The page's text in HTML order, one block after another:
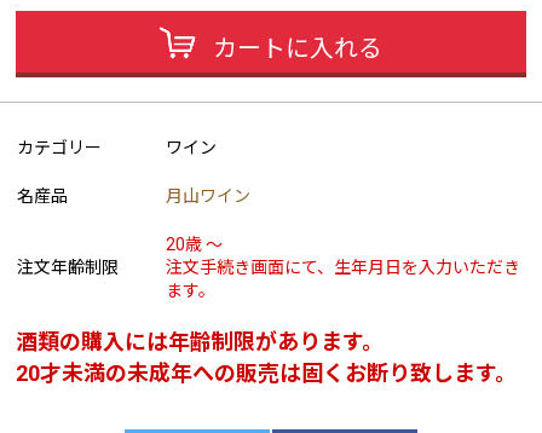
カートに入れる
カテゴリー ワイン
名産品 月山ワイン
注文年齢制限
20歳 ～
注文手続き画面にて、生年月日を入力いただき
ます。
酒類の購入には年齢制限があります。
20才未満の未成年への販売は固くお断り致します。